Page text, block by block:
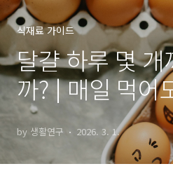
식재료 가이드
달걀 하루 몇
까? | 매일 먹어
실 기준 정리
by 생활연구 2026. 3. 1.